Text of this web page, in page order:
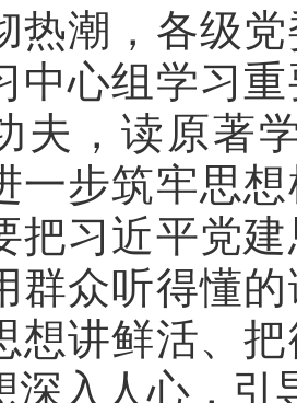
热潮，各级
中心组学习
夫，读原著
一步筑牢思
把习近平党
群众听得懂
想讲鲜活、
深入人心，引